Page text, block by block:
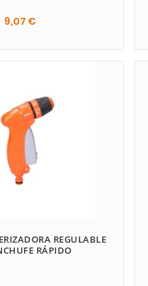
9,07 €
REGULABLE
RÁPIDO